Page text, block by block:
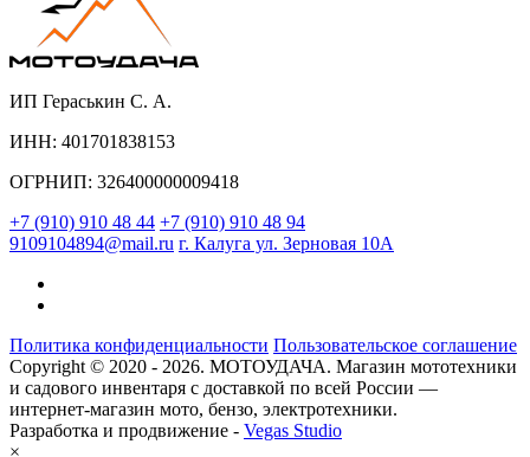
ИП Гераськин С. А.
ИНН: 401701838153
ОГРНИП: 326400000009418
+7 (910) 910 48 44 +7 (910) 910 48 94
9109104894@mail.ru г. Калуга ул. Зерновая 10А
Политика конфиденциальности Пользовательское соглашение
Copyright © 2020 - 2026. МОТОУДАЧА. Магазин мототехники
и садового инвентаря с доставкой по всей России —
интернет-магазин мото, бензо, электротехники.
Разработка и продвижение - Vegas Studio
×